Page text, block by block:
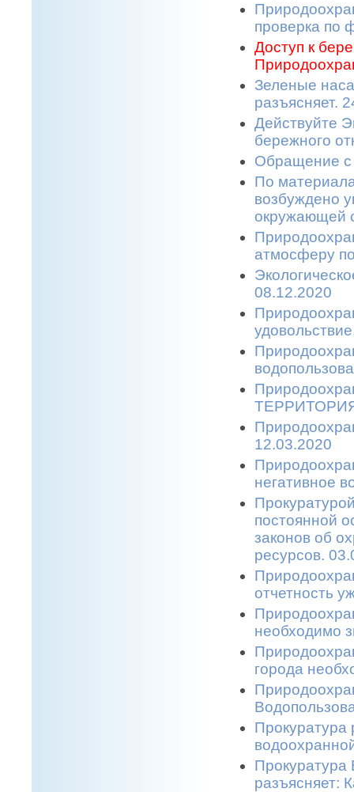
проверка по
Доступ к
Зеленые
разъясняет.
Действуйте
бережного
Обращение с
По
возбуждено
окружающей
атмосферу
08.12.2020
12.03.2020
негативное
постоянной
законов об
ресурсов.
отчетность
необходимо
города
Прокуратура
Прокуратура
разъясняет: